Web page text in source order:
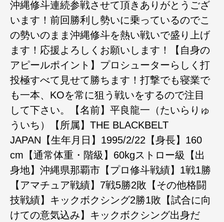
沖縄修斗連続参戦させて頂きありがとうござ
います！前回勝利し勢いに乗っているのでこ
の勢いのまま沖縄修斗を熱い戦いで盛り上げ
ます！応援よろしくお願いします！【自身の
アピールポイント】プロシューターらしく打
投極すべて見せて勝ちます！打撃でも寝業で
も一本、KOを常に狙う戦いをするので注目
して下さい。【名前】平良龍一（たいらりゅ
ういち）【所属】THE BLACKBELT
JAPAN【生年月日】1995/2/22【身長】160
cm【通常体重・階級】60kgストロー級【出
身地】沖縄県那覇市【プロ修斗戦績】1戦1勝
【アマチュア戦績】7戦5勝2敗【その他格闘
技戦績】キックボクシング2勝1敗【試合に向
けての意気込み】キックボクシング出身だ